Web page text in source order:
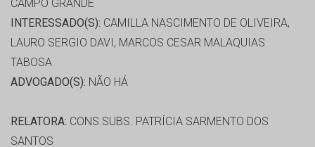
CAMPO GRANDE
INTERESSADO(S): CAMILLA NASCIMENTO DE OLIVEIRA,
LAURO SERGIO DAVI, MARCOS CESAR MALAQUIAS
TABOSA
ADVOGADO(S): NÃO HÁ
RELATORA: CONS.SUBS. PATRÍCIA SARMENTO DOS
SANTOS